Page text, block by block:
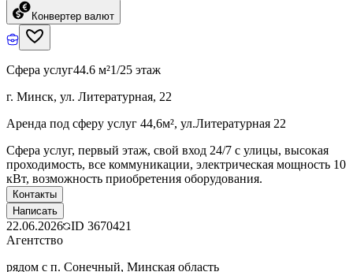
Конвертер валют
Сфера услуг44.6 м²1/25 этаж
г. Минск, ул. Литературная, 22
Аренда под сферу услуг 44,6м², ул.Литературная 22
Сфера услуг, первый этаж, свой вход 24/7 с улицы, высокая
проходимость, все коммуникации, электрическая мощность 10
кВт, возможность приобретения оборудования.
Контакты
Написать
22.06.2026 ID 3670421
Агентство
рядом с п. Сонечный, Минская область